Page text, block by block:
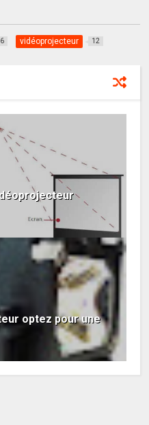
vidéoprojecteur 12
optez pour une